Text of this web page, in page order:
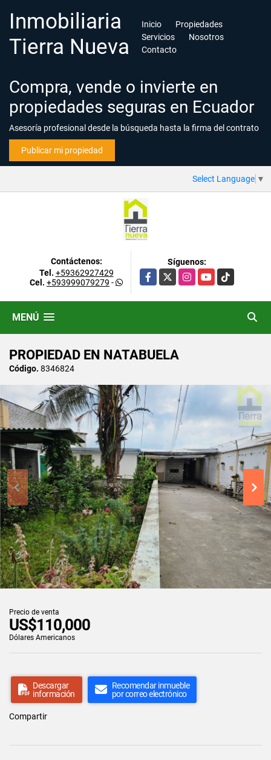
Inmobiliaria
Tierra Nueva
Inicio
Propiedades
Servicios
Nosotros
Contacto
Compra, vende o invierte en
propiedades seguras en Ecuador
Asesoría profesional desde la búsqueda hasta la firma del contrato
Publicar mi propiedad
Select Language ▼
Contáctenos:
Tel. +59362927429
Cel. +593999079279 -
Síguenos:
Facebook
X InstagramYouTubeTikTok
MENÚ
PROPIEDAD EN NATABUELA
Código. 8346824
Precio de venta
US$110,000
Dólares Americanos
Descargar
información
Recomendar inmueble
por correo electrónico
Compartir